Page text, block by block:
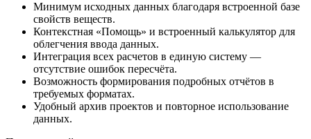
Минимум исходных данных благодаря встроенной базе
свойств веществ.
Контекстная «Помощь» и встроенный калькулятор для
облегчения ввода данных.
Интеграция всех расчетов в единую систему —
отсутствие ошибок пересчёта.
Возможность формирования подробных отчётов в
требуемых форматах.
Удобный архив проектов и повторное использование
данных.